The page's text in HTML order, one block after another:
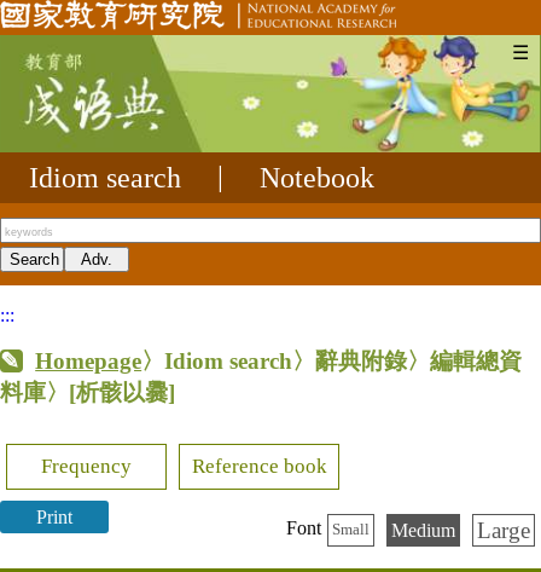
☰
Idiom search Notebook
:::
Homepage〉Idiom search〉辭典附錄〉編輯總資
料庫〉 [析骸以爨]
Frequency Reference book
Print
Font Small Medium Large